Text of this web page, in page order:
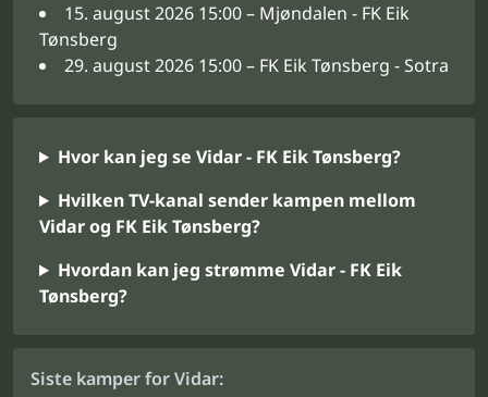
15. august 2026 15:00 – Mjøndalen - FK Eik
Tønsberg
29. august 2026 15:00 – FK Eik Tønsberg - Sotra
Hvor kan jeg se Vidar - FK Eik Tønsberg?
Hvilken TV-kanal sender kampen mellom
Vidar og FK Eik Tønsberg?
Hvordan kan jeg strømme Vidar - FK Eik
Tønsberg?
Siste kamper for Vidar: